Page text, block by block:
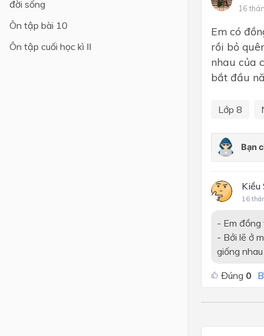
Lớp 3
đời sống
Ôn tập bài 10
Ôn tập cuối học kì II
16
Em có
rồi bỏ
nhau của
bắt đầu
Lớp 8
Kiều
16
- Em đồng
- Bởi lẽ ở
giống
Đúng 0